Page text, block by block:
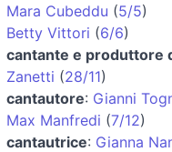
Mara Cubeddu (5/5)
Betty Vittori (6/6)
cantante e produttore
Zanetti (28/11)
cantautore: Gianni
Max Manfredi (7/12)
cantautrice: Gianna